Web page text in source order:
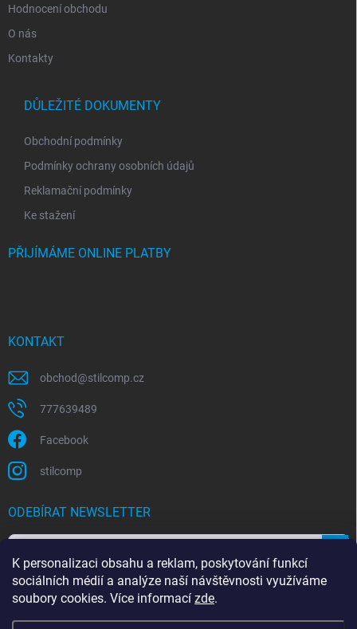
K personalizaci obsahu a reklam, poskytování funkcí
sociálních médií a analýze naší návštěvnosti využíváme
soubory cookies. Více informací zde.
Hodnocení obchodu
O nás
Kontakty
DŮLEŽITÉ DOKUMENTY
Obchodní podmínky
Podmínky ochrany osobních údajů
Reklamační podmínky
Ke stažení
PŘIJÍMÁME ONLINE PLATBY
KONTAKT
obchod@stilcomp.cz
777639489
Facebook
stilcomp
ODEBÍRAT NEWSLETTER
Souhlasím spodmínkami ochrany osobních údajů